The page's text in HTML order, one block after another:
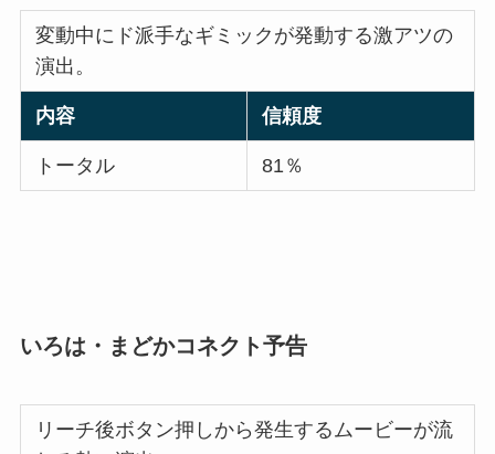
変動中にド派手なギミックが発動する激アツの
演出。
内容 信頼度
トータル 81％
いろは・まどかコネクト予告
リーチ後ボタン押しから発生するムービーが流